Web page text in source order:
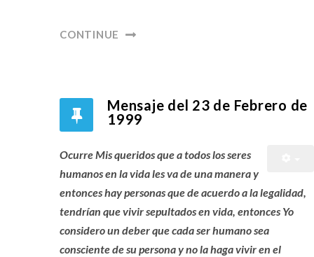
CONTINUE
Mensaje del 23 de Febrero de
1999
Ocurre Mis queridos que a todos los seres
humanos en la vida les va de una manera y
entonces hay personas que de acuerdo a la legalidad,
tendrían que vivir sepultados en vida, entonces Yo
considero un deber que cada ser humano sea
consciente de su persona y no la haga vivir en el